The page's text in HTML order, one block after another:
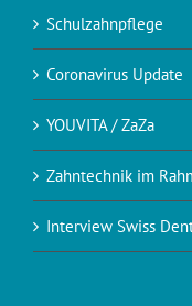
Schulzahnpflege
Coronavirus Update
YOUVITA / ZaZa
Zahntechnik im
Interview Swiss